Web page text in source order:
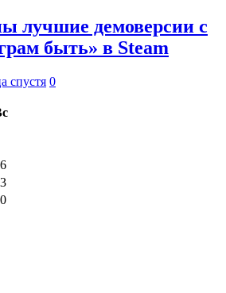
лучшие демоверсии с
быть» в Steam
спустя 0